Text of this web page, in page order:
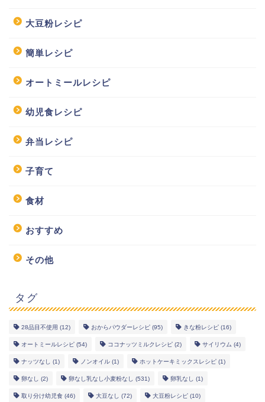
大豆粉レシピ
簡単レシピ
オートミールレシピ
幼児食レシピ
弁当レシピ
子育て
食材
おすすめ
その他
タグ
28品目不使用 (12) おからパウダーレシピ (95) きな粉レシピ (16)
オートミールレシピ (54) ココナッツミルクレシピ (2) サイリウム (4)
ナッツなし (1) ノンオイル (1) ホットケーキミックスレシピ (1)
卵なし (2) 卵なし乳なし小麦粉なし (531) 卵乳なし (1)
取り分け幼児食 (46) 大豆なし (72) 大豆粉レシピ (10)
幼児食レシピ
米粉レシピ